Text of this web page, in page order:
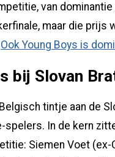
van
maar die prijs
Ook Young Boys is
bij Slovan
tintje aan de
spelers. In de kern
Siemen Voet (ex-